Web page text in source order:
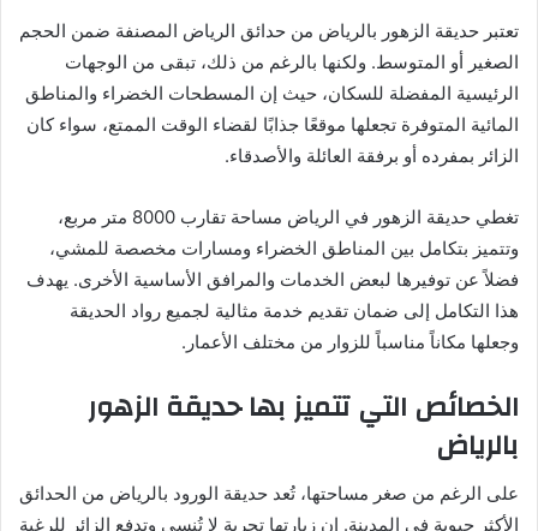
تعتبر حديقة الزهور بالرياض من حدائق الرياض المصنفة ضمن الحجم
الصغير أو المتوسط. ولكنها بالرغم من ذلك، تبقى من الوجهات
الرئيسية المفضلة للسكان، حيث إن المسطحات الخضراء والمناطق
المائية المتوفرة تجعلها موقعًا جذابًا لقضاء الوقت الممتع، سواء كان
الزائر بمفرده أو برفقة العائلة والأصدقاء.
تغطي حديقة الزهور في الرياض مساحة تقارب 8000 متر مربع،
وتتميز بتكامل بين المناطق الخضراء ومسارات مخصصة للمشي،
فضلاً عن توفيرها لبعض الخدمات والمرافق الأساسية الأخرى. يهدف
هذا التكامل إلى ضمان تقديم خدمة مثالية لجميع رواد الحديقة
وجعلها مكاناً مناسباً للزوار من مختلف الأعمار.
الخصائص التي تتميز بها حديقة الزهور
بالرياض
على الرغم من صغر مساحتها، تُعد حديقة الورود بالرياض من الحدائق
الأكثر حيوية في المدينة. إن زيارتها تجربة لا تُنسى وتدفع الزائر للرغبة